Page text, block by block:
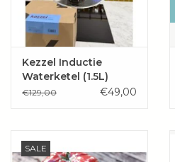
Kezzel Inductie
Waterketel (1.5L)
€129,00 €49,00
SALE